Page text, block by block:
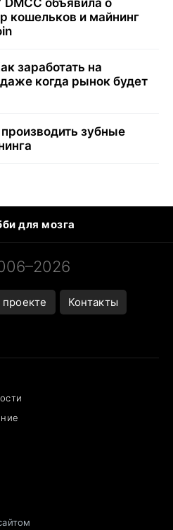
кошельков и майнинг
заработать на
когда рынок будет
зубные
для мозга
в океанариуме
Контакты